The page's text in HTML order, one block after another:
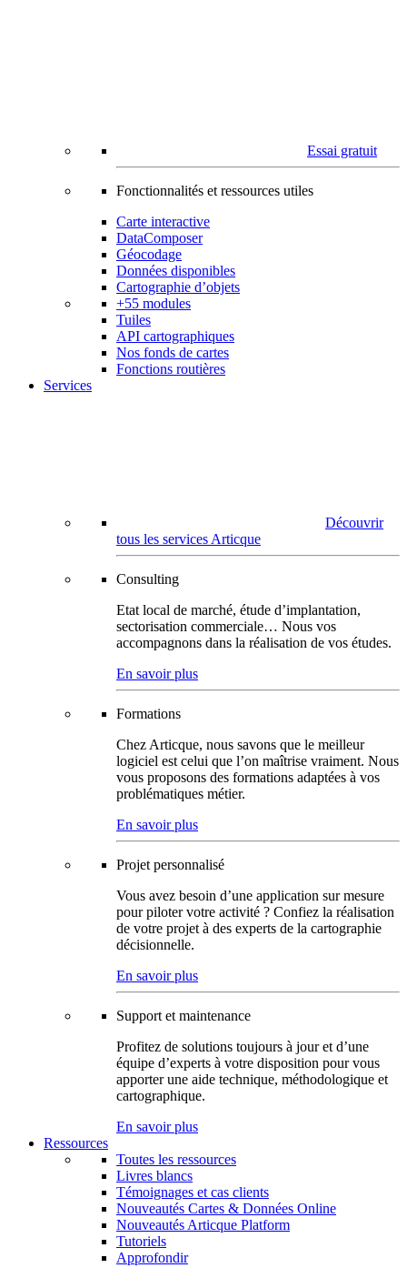
Essai gratuit
Fonctionnalités et ressources utiles
Carte interactive
DataComposer
Géocodage
Données disponibles
Cartographie d’objets
+55 modules
Tuiles
API cartographiques
Nos fonds de cartes
Fonctions routières
Services
Découvrir
tous les services Articque
Consulting
Etat local de marché, étude d’implantation,
sectorisation commerciale… Nous vos
accompagnons dans la réalisation de vos études.
En savoir plus
Formations
Chez Articque, nous savons que le meilleur
logiciel est celui que l’on maîtrise vraiment. Nous
vous proposons des formations adaptées à vos
problématiques métier.
En savoir plus
Projet personnalisé
Vous avez besoin d’une application sur mesure
pour piloter votre activité ? Confiez la réalisation
de votre projet à des experts de la cartographie
décisionnelle.
En savoir plus
Support et maintenance
Profitez de solutions toujours à jour et d’une
équipe d’experts à votre disposition pour vous
apporter une aide technique, méthodologique et
cartographique.
En savoir plus
Ressources
Toutes les ressources
Livres blancs
Témoignages et cas clients
Nouveautés Cartes & Données Online
Nouveautés Articque Platform
Tutoriels
Approfondir